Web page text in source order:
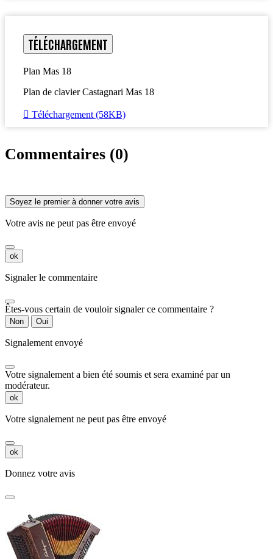
TÉLÉCHARGEMENT
Plan Mas 18
Plan de clavier Castagnari Mas 18
 Téléchargement (58KB)
Commentaires (0)
Soyez le premier à donner votre avis
Votre avis ne peut pas être envoyé
ok
Signaler le commentaire
Êtes-vous certain de vouloir signaler ce commentaire ?
Non Oui
Signalement envoyé
Votre signalement a bien été soumis et sera examiné par un
modérateur.
ok
Votre signalement ne peut pas être envoyé
ok
Donnez votre avis